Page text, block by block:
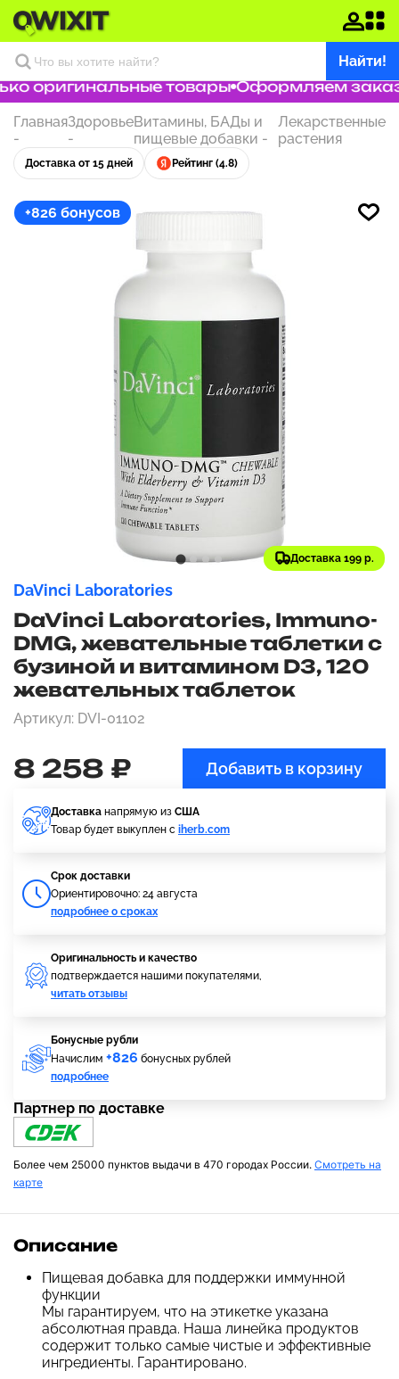
Найти!
оригинальные товары Оформляем заказ
Главная
-
Здоровье
-
Витамины, БАДы и
пищевые добавки -
Лекарственные
растения
Доставка от 15 дней Рейтинг (4.8)
+826 бонусов
Доставка 199 р.
DaVinci Laboratories
DaVinci Laboratories, Immuno-
DMG, жевательные таблетки с
бузиной и витамином D3, 120
жевательных таблеток
Артикул: DVI-01102
8 258 ₽ Добавить в корзину
Доставка напрямую из США
Товар будет выкуплен с iherb.com
Cрок доставки
Ориентировочно: 24 августа
подробнее о сроках
Оригинальность и качество
подтверждается нашими покупателями,
читать отзывы
Бонусные рубли
Начислим +826 бонусных рублей
подробнее
Партнер по доставке
Более чем 25000 пунктов выдачи в 470 городах России. Смотреть на
карте
Описание
Пищевая добавка для поддержки иммунной
функции
Мы гарантируем, что на этикетке указана
абсолютная правда. Наша линейка продуктов
содержит только самые чистые и эффективные
ингредиенты. Гарантировано.